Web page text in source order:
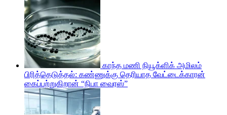
காந்த மணி நியூக்ளிக் அமிலம்
பிரித்தெடுத்தல்: கண்ணுக்கு தெரியாத வேட்டைக்காரன்
கைப்பற்றுகிறான் “நிபா வைரஸ்”